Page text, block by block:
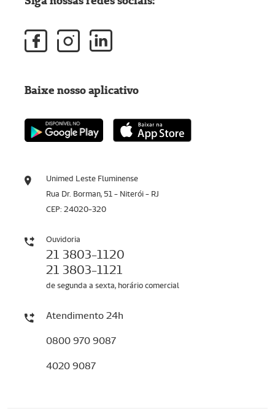
Unimed Leste Fluminense
Rua Dr. Borman, 51 - Niterói - RJ
CEP: 24020-320
Ouvidoria
21 3803-1120
21 3803-1121
de segunda a sexta, horário comercial
Atendimento 24h
0800 970 9087
4020 9087
Baixe nosso aplicativo